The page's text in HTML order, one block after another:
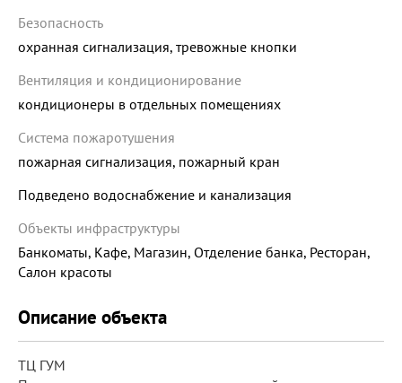
Безопасность
охранная сигнализация, тревожные кнопки
Вентиляция и кондиционирование
кондиционеры в отдельных помещениях
Система пожаротушения
пожарная сигнализация, пожарный кран
Подведено водоснабжение и канализация
Объекты инфраструктуры
Банкоматы, Кафе, Магазин, Отделение банка, Ресторан,
Салон красоты
Описание объекта
ТЦ ГУМ